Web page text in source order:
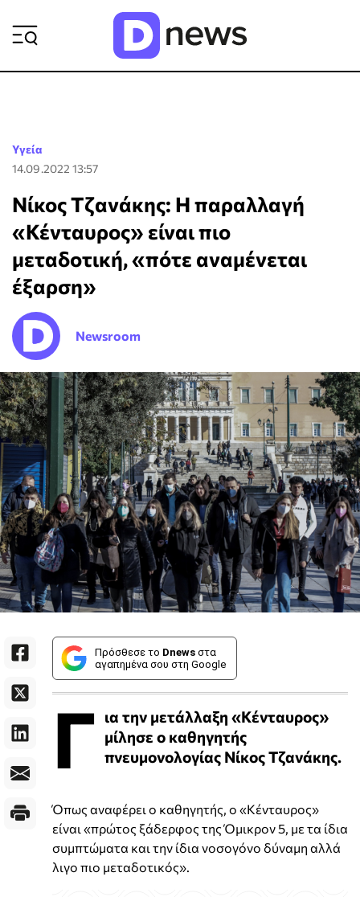
Υγεία
14.09.2022 13:57
Νίκος Τζανάκης: Η παραλλαγή
«Κένταυρος» είναι πιο
μεταδοτική, «πότε αναμένεται
έξαρση»
Newsroom
Πρόσθεσε το Dnews στα
αγαπημένα σου στη Google
Γ ια την μετάλλαξη «Κένταυρος»
μίλησε ο καθηγητής
πνευμονολογίας Νίκος Τζανάκης.
Όπως αναφέρει ο καθηγητής, ο «Κένταυρος»
είναι «πρώτος ξάδερφος της Όμικρον 5, με τα ίδια
συμπτώματα και την ίδια νοσογόνο δύναμη αλλά
λιγο πιο μεταδοτικός».